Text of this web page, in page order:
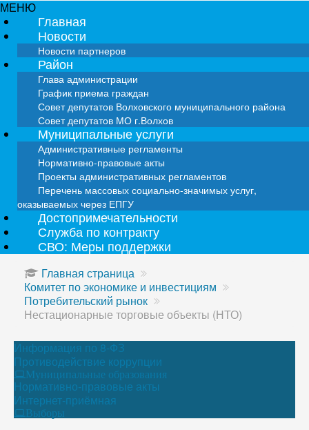
МЕНЮ
Главная
Новости
Новости партнеров
Район
Глава администрации
График приема граждан
Совет депутатов Волховского муниципального района
Совет депутатов МО г.Волхов
Муниципальные услуги
Административные регламенты
Нормативно-правовые акты
Проекты административных регламентов
Перечень массовых социально-значимых услуг,
оказываемых через ЕПГУ
Достопримечательности
Служба по контракту
СВО: Меры поддержки
Главная страница
Комитет по экономике и инвестициям
Потребительский рынок
Нестационарные торговые объекты (НТО)
Информация по 8-ФЗ
Противодействие коррупции
Муниципальные образования
Нормативно-правовые акты
Интернет-приёмная
Выборы